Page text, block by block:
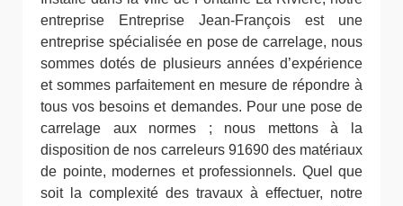
entreprise Entreprise Jean-François est une
entreprise spécialisée en pose de carrelage, nous
sommes dotés de plusieurs années d’expérience
et sommes parfaitement en mesure de répondre à
tous vos besoins et demandes. Pour une pose de
carrelage aux normes ; nous mettons à la
disposition de nos carreleurs 91690 des matériaux
de pointe, modernes et professionnels. Quel que
soit la complexité des travaux à effectuer, notre